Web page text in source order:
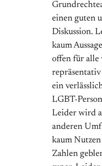
einen guten
Diskussion.
kaum
offen für alle
ein
LGBT-
Leider wird
anderen
kaum
Zahlen